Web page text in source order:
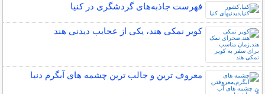
فهرست جاذبه‌های گردشگری در کنیا
کویر نمکی هند، یکی از عجایب دیدنی هند
معروف ترین و جالب ترین چشمه های آبگرم دنیا